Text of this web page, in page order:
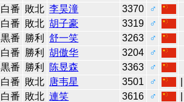
白番 敗北 李昊潼 3370
♂
白番 敗北 胡子豪 3319
♂
黒番 勝利 舒一笑 3263
♂
白番 勝利 胡傲华 3204
♂
黒番 勝利 陈昱森 3363
♂
白番 敗北 唐韦星 3501 ♂
白番 敗北 連笑 3616 ♂